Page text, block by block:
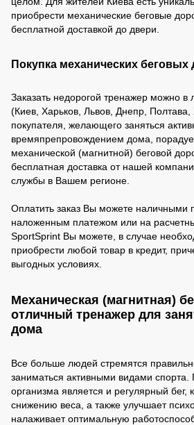
приобрести механические беговые
бесплатной доставкой до двери.
Покупка механических беговых
Заказать недорогой тренажер можно
(Киев, Харьков, Львов, Днепр, Полтава,
покупателя, желающего заняться
времяпрепровождением дома,
механической (магнитной) беговой
бесплатная доставка от нашей
службы в Вашем регионе.
Оплатить заказ Вы можете наличными
наложенным платежом или на
SportSprint Вы можете, в случае
приобрести любой товар в кредит,
выгодных условиях.
Механическая (магнитная)
отличный тренажер для
дома
Все больше людей стремятся
заниматься активными видами
организма является и регулярный бег,
снижению веса, а также улучшает
налаживает оптимальную